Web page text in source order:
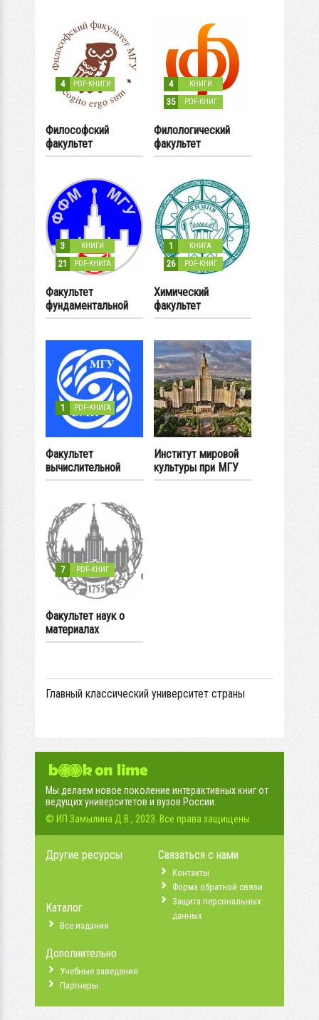
4 PDF-КНИГИ
Философский
факультет
4 КНИГИ
35 PDF-КНИГ
Филологический
факультет
3 КНИГИ
21 PDF-КНИГА
Факультет
фундаментальной
медицины
1 КНИГА
26 PDF-КНИГ
Химический
факультет
1 PDF-КНИГА
Факультет
вычислительной
математики и
Институт мировой
культуры при МГУ
7 PDF-КНИГ
Факультет наук о
материалах
Главный классический университет страны
Мы делаем новое поколение интерактивных книг от
ведущих университетов и вузов России.
© ИП Замылина Д.В., 2023. Все права защищены.
Другие ресурсы
Каталог
Все издания
Дополнительно
Учебные заведения
Партнеры
Связаться с нами
Контакты
Форма обратной связи
Защита персональных
данных